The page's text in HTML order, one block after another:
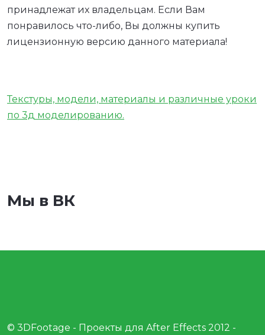
принадлежат их владельцам. Если Вам
понравилось что-либо, Вы должны купить
лицензионную версию данного материала!
Текстуры, модели, материалы и различные уроки
по 3д моделированию.
Мы в ВК
© 3DFootage - Проекты для After Effects 2012 -